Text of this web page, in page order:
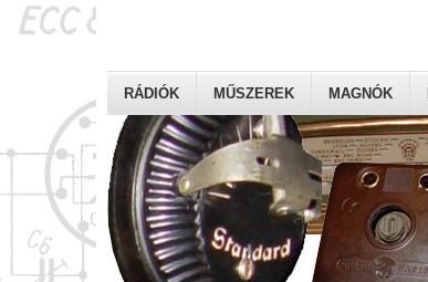
RÁDIÓK MŰSZEREK MAGNÓK